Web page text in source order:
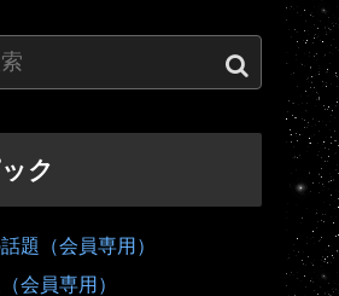
ク
題（会員専用）
会員専用）